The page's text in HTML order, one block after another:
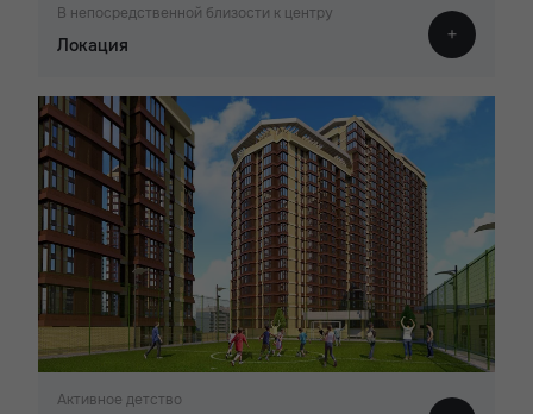
В непосредственной близости к центру
Локация
Активное детство